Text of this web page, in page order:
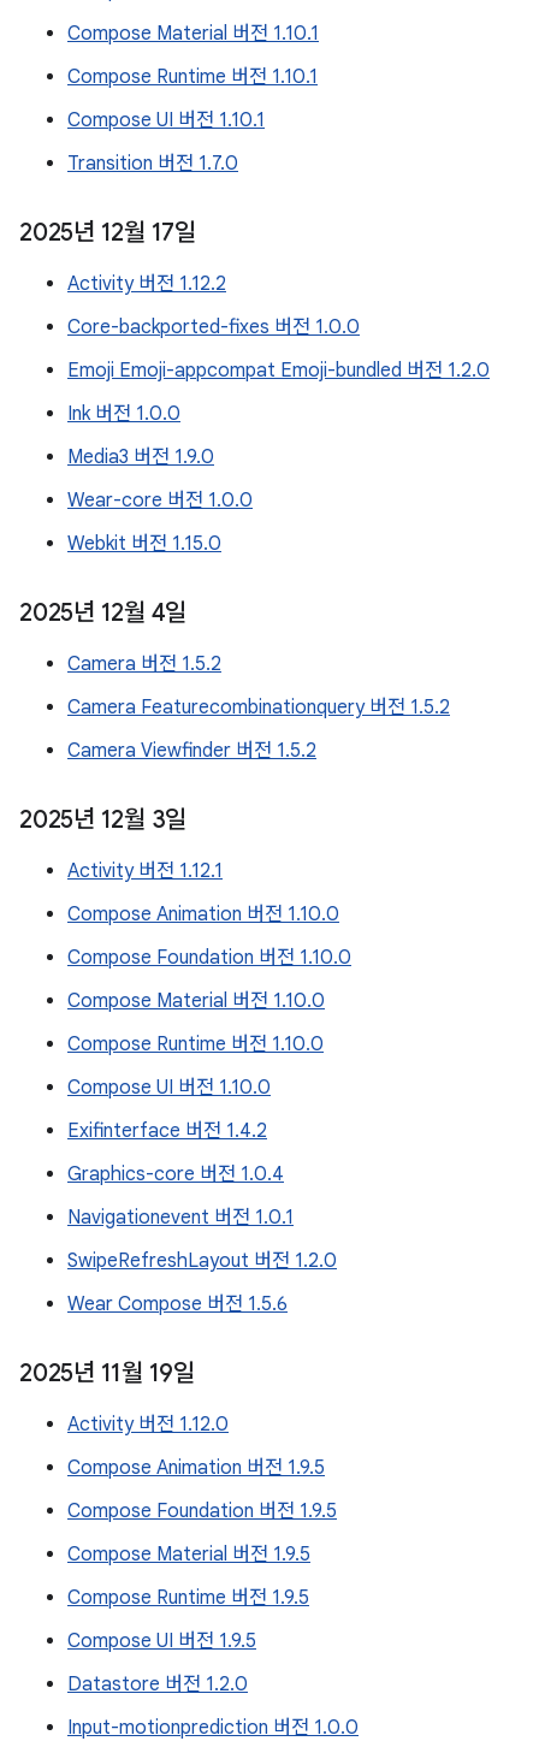
Compose Material 버전 1.10.1
Compose Runtime 버전 1.10.1
Compose UI 버전 1.10.1
Transition 버전 1.7.0
2025년 12월 17일
Activity 버전 1.12.2
Core-backported-fixes 버전 1.0.0
Emoji Emoji-appcompat Emoji-bundled 버전 1.2.0
Ink 버전 1.0.0
Media3 버전 1.9.0
Wear-core 버전 1.0.0
Webkit 버전 1.15.0
2025년 12월 4일
Camera 버전 1.5.2
Camera Featurecombinationquery 버전 1.5.2
Camera Viewfinder 버전 1.5.2
2025년 12월 3일
Activity 버전 1.12.1
Compose Animation 버전 1.10.0
Compose Foundation 버전 1.10.0
Compose Material 버전 1.10.0
Compose Runtime 버전 1.10.0
Compose UI 버전 1.10.0
Exifinterface 버전 1.4.2
Graphics-core 버전 1.0.4
Navigationevent 버전 1.0.1
SwipeRefreshLayout 버전 1.2.0
Wear Compose 버전 1.5.6
2025년 11월 19일
Activity 버전 1.12.0
Compose Animation 버전 1.9.5
Compose Foundation 버전 1.9.5
Compose Material 버전 1.9.5
Compose Runtime 버전 1.9.5
Compose UI 버전 1.9.5
Datastore 버전 1.2.0
Input-motionprediction 버전 1.0.0